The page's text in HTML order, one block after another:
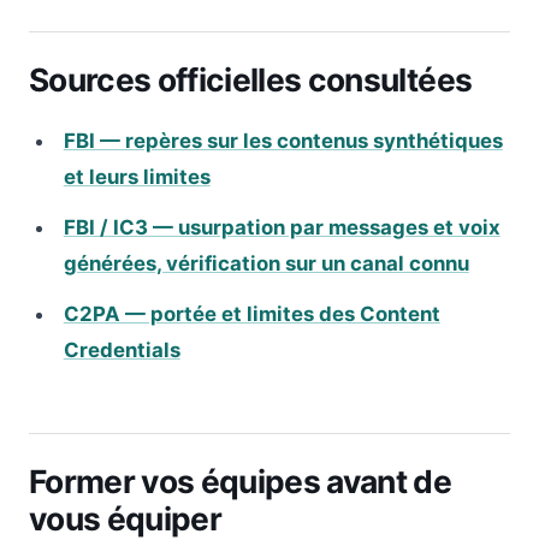
Sources officielles consultées
FBI — repères sur les contenus synthétiques
et leurs limites
FBI / IC3 — usurpation par messages et voix
générées, vérification sur un canal connu
C2PA — portée et limites des Content
Credentials
Former vos équipes avant de
vous équiper